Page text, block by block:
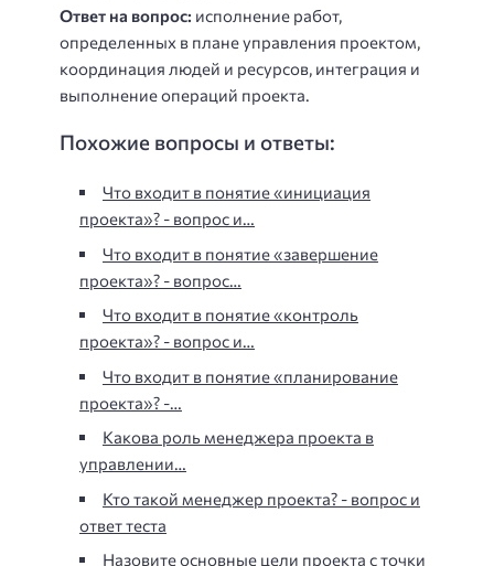
Ответ на вопрос: исполнение работ,
определенных в плане управления проектом,
координация людей и ресурсов, интеграция и
выполнение операций проекта.
Похожие вопросы и ответы:
Что входит в понятие «инициация
проекта»? - вопрос и…
Что входит в понятие «завершение
проекта»? - вопрос…
Что входит в понятие «контроль
проекта»? - вопрос и…
Что входит в понятие «планирование
проекта»? -…
Какова роль менеджера проекта в
управлении…
Кто такой менеджер проекта? - вопрос и
ответ теста
Назовите основные цели проекта с точки